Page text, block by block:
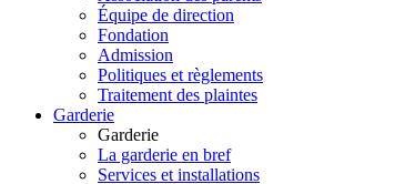
Équipe de direction
Fondation
Admission
Politiques et règlements
Traitement des plaintes
Garderie
Garderie
La garderie en bref
Services et installations